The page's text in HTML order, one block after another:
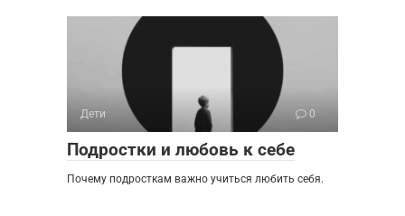
Дети 0
Подростки и любовь к себе
Почему подросткам важно учиться любить себя.